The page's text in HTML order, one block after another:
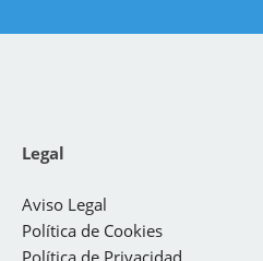
Legal
Aviso Legal
Política de Cookies
Política de Privacidad